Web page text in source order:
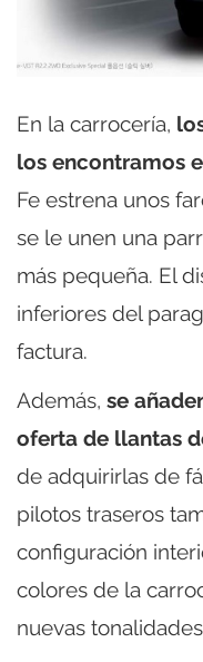
En la carrocería,
los encontramos
Fe estrena unos
se le unen una
más pequeña. El
inferiores del
factura.
Además, se
oferta de llantas
de adquirirlas de
pilotos traseros
configuración
colores de la
nuevas